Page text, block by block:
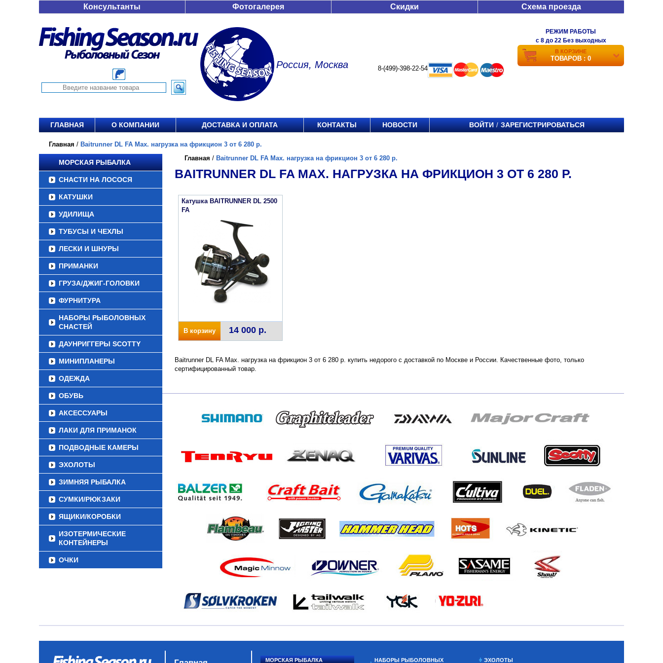
Консультанты Фотогалерея Скидки Схема проезда
Россия, Москва 8-(499)-398-22-54
РЕЖИМ РАБОТЫ
c 8 до 22 Без выходных
В КОРЗИНЕ
ТОВАРОВ : 0
ГЛАВНАЯ О КОМПАНИИ ДОСТАВКА И ОПЛАТА КОНТАКТЫ НОВОСТИ ВОЙТИ / ЗАРЕГИСТРИРОВАТЬСЯ
Главная / Baitrunner DL FA Max. нагрузка на фрикцион 3 от 6 280 р.
МОРСКАЯ РЫБАЛКА
СНАСТИ НА ЛОСОСЯ
КАТУШКИ
УДИЛИЩА
ТУБУСЫ И ЧЕХЛЫ
ЛЕСКИ И ШНУРЫ
ПРИМАНКИ
ГРУЗА/ДЖИГ-ГОЛОВКИ
ФУРНИТУРА
НАБОРЫ РЫБОЛОВНЫХ
СНАСТЕЙ
ДАУНРИГГЕРЫ SCOTTY
МИНИПЛАНЕРЫ
ОДЕЖДА
ОБУВЬ
АКСЕССУАРЫ
ЛАКИ ДЛЯ ПРИМАНОК
ПОДВОДНЫЕ КАМЕРЫ
ЭХОЛОТЫ
ЗИМНЯЯ РЫБАЛКА
СУМКИ/РЮКЗАКИ
ЯЩИКИ/КОРОБКИ
ИЗОТЕРМИЧЕСКИЕ
КОНТЕЙНЕРЫ
ОЧКИ
Главная / Baitrunner DL FA Max. нагрузка на фрикцион 3 от 6 280 р.
BAITRUNNER DL FA MAX. НАГРУЗКА НА ФРИКЦИОН 3 ОТ 6 280 Р.
Катушка BAITRUNNER DL 2500
FA
В корзину 14 000 р.
Baitrunner DL FA Max. нагрузка на фрикцион 3 от 6 280 р. купить недорого с доставкой по Москве и России. Качественные фото, только
сертифицированный товар.
МОРСКАЯ РЫБАЛКА НАБОРЫ РЫБОЛОВНЫХ ЭХОЛОТЫ